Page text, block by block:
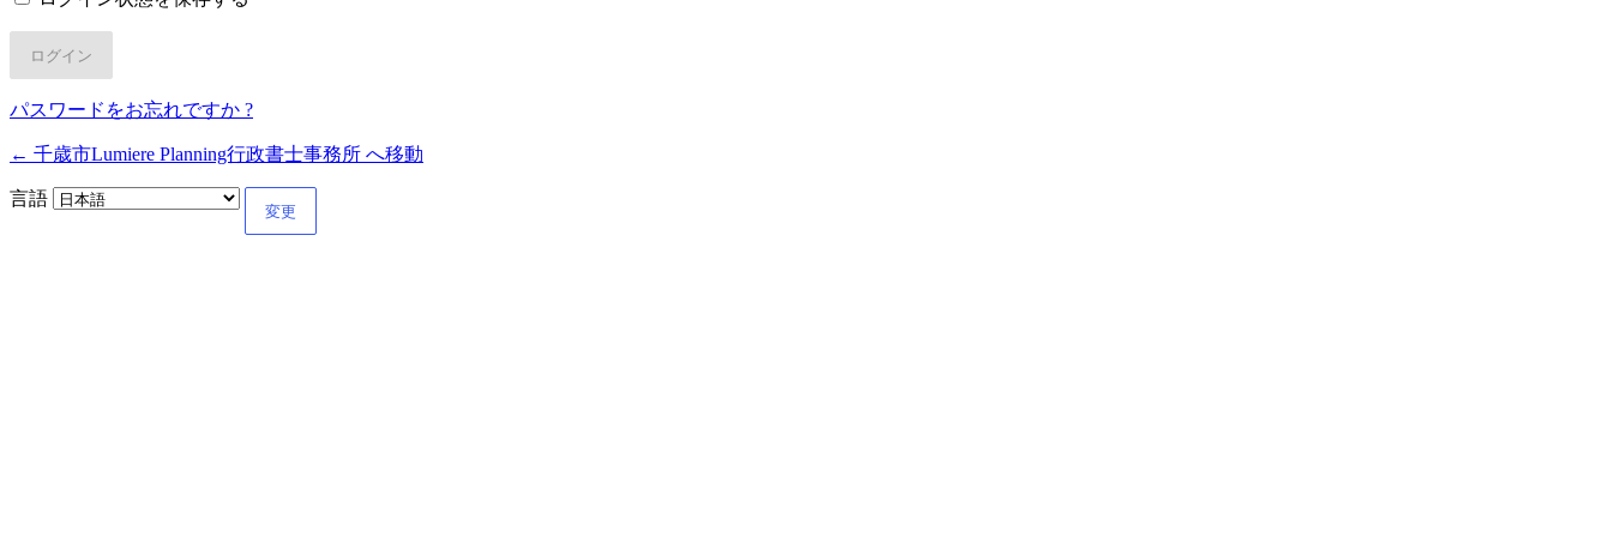
パスワードをお忘れですか ?
← 千歳市Lumiere Planning行政書士事務所 へ移動
言語